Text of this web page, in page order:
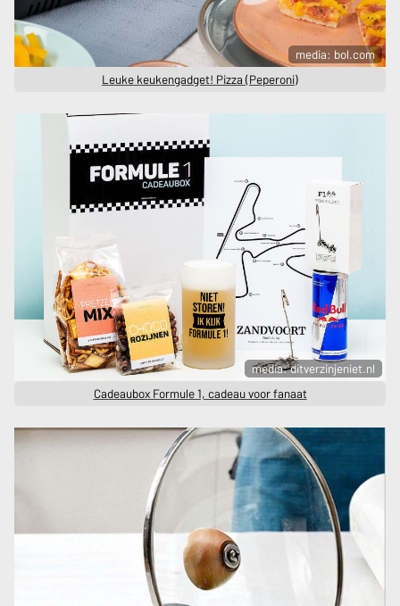
media: bol.com
Leuke keukengadget! Pizza (Peperoni)
media: ditverzinjeniet.nl
Cadeaubox Formule 1, cadeau voor fanaat